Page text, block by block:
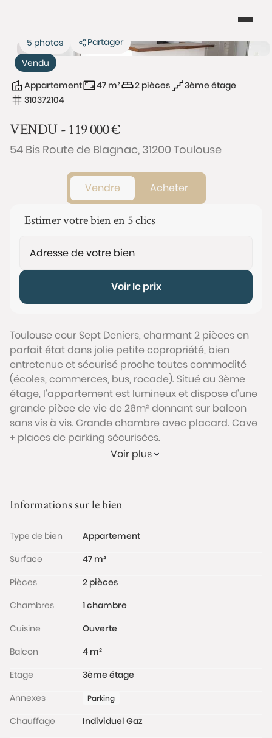
Vendu
5 photos Partager
Appartement 47 m² 2 pièces
3ème étage
310372104
VENDU -119 000€
54 Bis Route de Blagnac, 31200 Toulouse
Vendre Acheter
Estimer votre bien en 5 clics
Voir le prix
Toulouse cour Sept Deniers, charmant 2 pièces en
parfait état dans jolie petite copropriété, bien
entretenue et sécurisé proche toutes commodité
(écoles, commerces, bus, rocade). Situé au 3ème
étage, l'appartement est lumineux et dispose d'une
grande pièce de vie de 26m² donnant sur balcon
sans vis à vis. Grande chambre avec placard. Cave
+ places de parking sécurisées.
Conformément à l'Article L.561-5 du code monétaire
exposé sont disponibles sur le site Géorisques :
www.georisques.gouv.fr
Voir plus
Informations sur le bien
Type de bien
Appartement
Surface
47 m²
Pièces
2 pièces
Chambres
1 chambre
Cuisine
Ouverte
Balcon
4 m²
Etage
3ème étage
Annexes
Parking
Chauffage
Individuel Gaz